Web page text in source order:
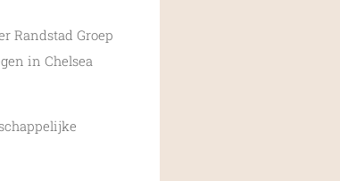
Randstad Groep
in Chelsea